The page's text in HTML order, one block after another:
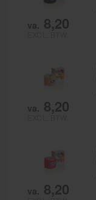
va. 8,20
va. 8,20
va. 8,20